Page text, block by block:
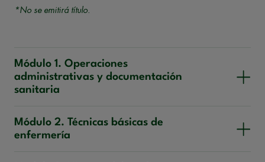
*No se emitirá título.
Módulo 1. Operaciones
administrativas y documentación
sanitaria
Módulo 2. Técnicas básicas de
enfermería